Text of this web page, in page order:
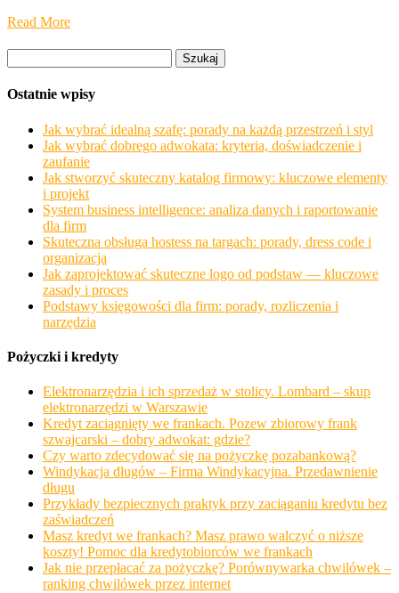
Read More
Ostatnie wpisy
Jak wybrać idealną szafę: porady na każdą przestrzeń i styl
Jak wybrać dobrego adwokata: kryteria, doświadczenie i
zaufanie
Jak stworzyć skuteczny katalog firmowy: kluczowe elementy
i projekt
System business intelligence: analiza danych i raportowanie
dla firm
Skuteczna obsługa hostess na targach: porady, dress code i
organizacja
Jak zaprojektować skuteczne logo od podstaw — kluczowe
zasady i proces
Podstawy księgowości dla firm: porady, rozliczenia i
narzędzia
Pożyczki i kredyty
Elektronarzędzia i ich sprzedaż w stolicy. Lombard – skup
elektronarzędzi w Warszawie
Kredyt zaciągnięty we frankach. Pozew zbiorowy frank
szwajcarski – dobry adwokat: gdzie?
Czy warto zdecydować się na pożyczkę pozabankową?
Windykacja długów – Firma Windykacyjna. Przedawnienie
długu
Przykłady bezpiecznych praktyk przy zaciąganiu kredytu bez
zaświadczeń
Masz kredyt we frankach? Masz prawo walczyć o niższe
koszty! Pomoc dla kredytobiorców we frankach
Jak nie przepłacać za pożyczkę? Porównywarka chwilówek –
ranking chwilówek przez internet